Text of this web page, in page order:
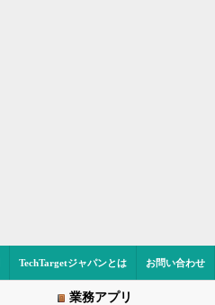
TechTargetジャパンとは お問い合わせ
業務アプリ